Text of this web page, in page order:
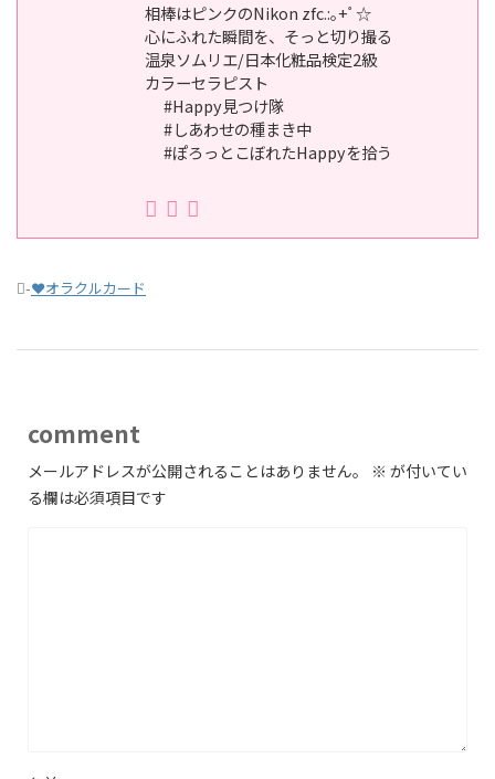
相棒はピンクのNikon zfc.:｡+ﾟ☆
心にふれた瞬間を、そっと切り撮る
温泉ソムリエ/日本化粧品検定2級
カラーセラピスト
#Happy見つけ隊
#しあわせの種まき中
#ぽろっとこぼれたHappyを拾う
-❤オラクルカード
comment
メールアドレスが公開されることはありません。 ※ が付いてい
る欄は必須項目です